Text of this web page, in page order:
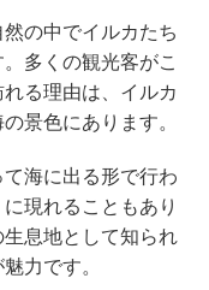
の中でイルカたち
多くの観光客がこ
る理由は、イルカ
景色にあります。
海に出る形で行わ
現れることもあり
息地として知られ
力です。